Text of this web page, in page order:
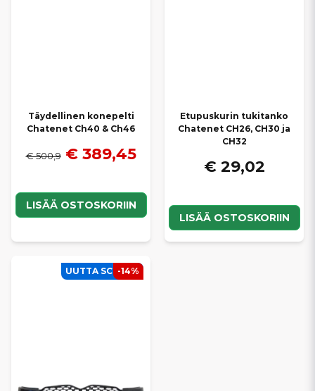
Täydellinen konepelti
Chatenet Ch40 & Ch46
€ 500,9 € 389,45
LISÄÄ OSTOSKORIIN
Etupuskurin tukitanko
Chatenet CH26, CH30 ja
CH32
€ 29,02
LISÄÄ OSTOSKORIIN
UUTTA SCP:SSÄ
-14%